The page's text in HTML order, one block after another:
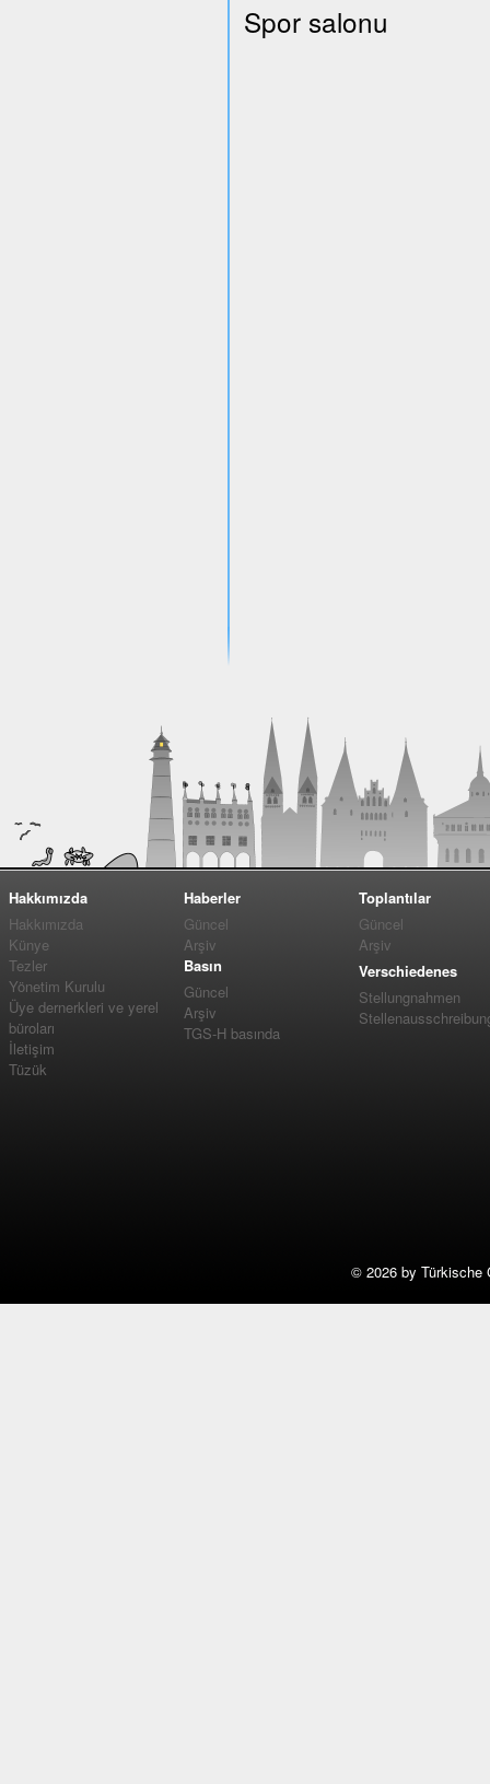
Spor salonu
Hakkımızda
Hakkımızda
Künye
Tezler
Yönetim Kurulu
Üye dernerkleri ve yerel
büroları
İletişim
Tüzük
Haberler
Güncel
Arşiv
Basın
Güncel
Arşiv
TGS-H basında
Toplantılar
Güncel
Arşiv
Verschiedenes
Stellungnahmen
© 2026 by Türkische